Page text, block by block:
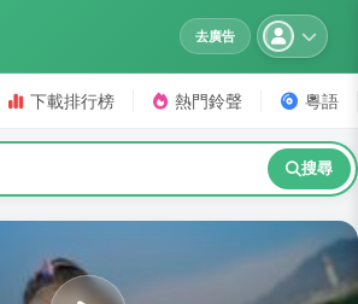
去廣告
下載排行榜 熱門鈴聲 粵語
搜尋